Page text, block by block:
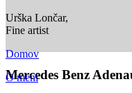
Mercedes Benz
Urška Lončar,
Fine artist
Domov
O meni